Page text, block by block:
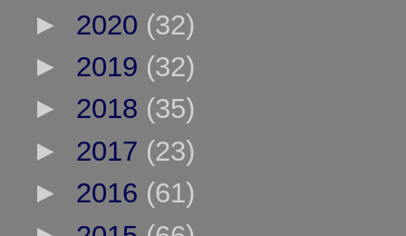
► 2020 (32)
► 2019 (32)
► 2018 (35)
► 2017 (23)
► 2016 (61)